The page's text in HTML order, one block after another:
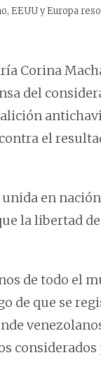
EEUU y Europa
Corina
del
el
en
la libertad
de todo el
de que se